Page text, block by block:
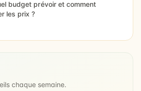
budget prévoir et comment
les prix ?
chaque semaine.